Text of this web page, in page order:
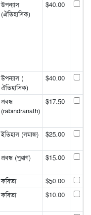
উপন্যাস
(ঐতিহাসিক)
$40.00
উপন্যাস (
ঐতিহাসিক)
$40.00
প্রবন্ধ
(rabindranath)
$17.50
ইতিহাস (সমাজ) $25.00
প্রবন্ধ (পুরাণ) $15.00
কবিতা
$50.00
কবিতা $10.00